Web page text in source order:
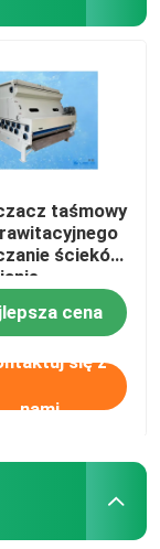
taśmowy
ścieków
cena
się z
nami